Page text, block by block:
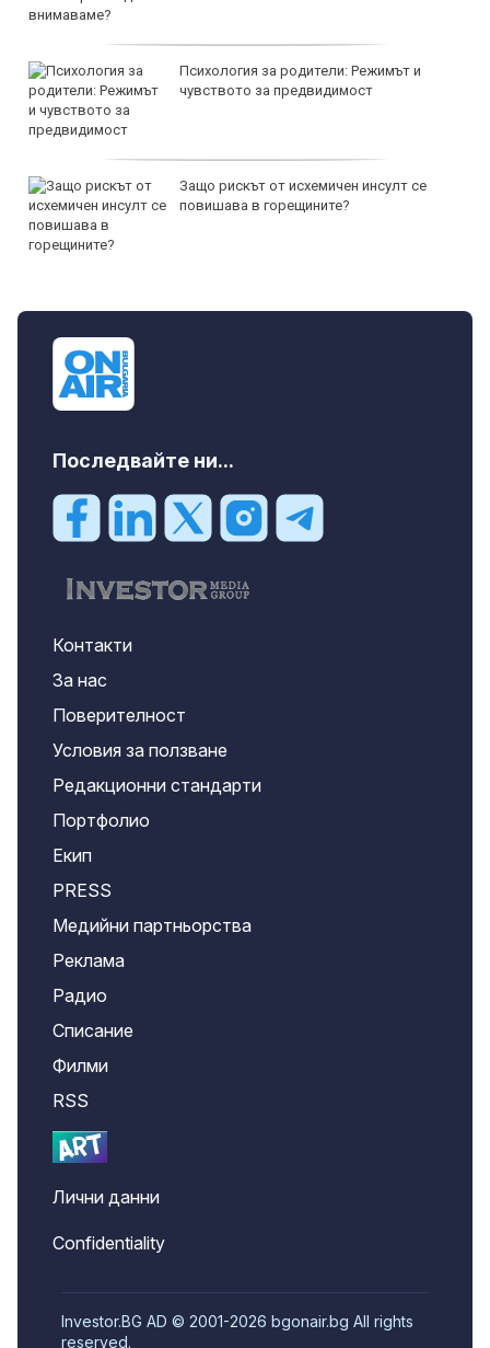
Психология за родители: Режимът и
чувството за предвидимост
Защо рискът от исхемичен инсулт се
повишава в горещините?
Последвайте ни...
Контакти
За нас
Поверителност
Условия за ползване
Редакционни стандарти
Портфолио
Екип
PRESS
Медийни партньорства
Реклама
Радио
Списание
Филми
RSS
Лични данни
Confidentiality
Investor.BG AD © 2001-2026 bgonair.bg All rights
reserved.